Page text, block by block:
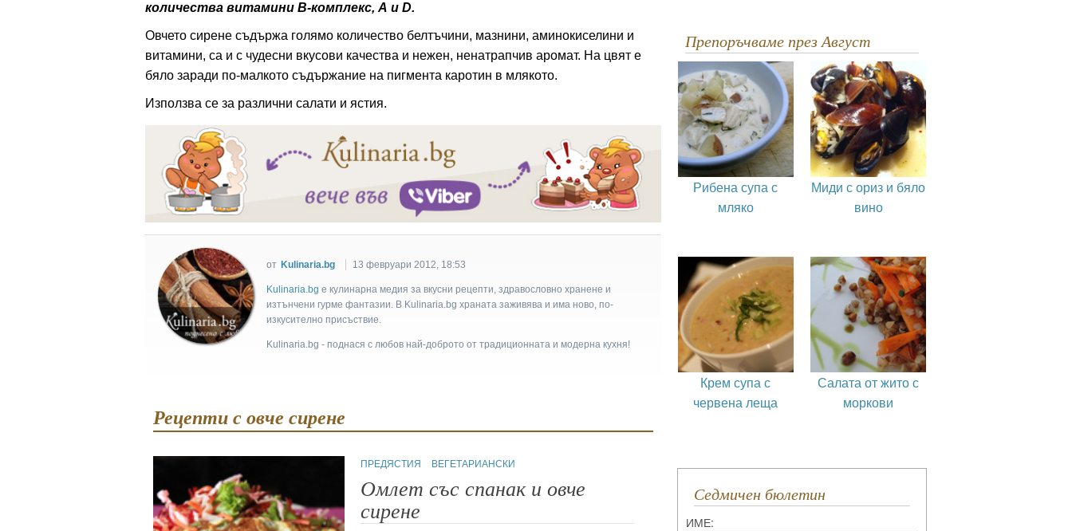
количества витамини В-комплекс, А и D.
Овчето сирене съдържа голямо количество белтъчини, мазнини, аминокиселини и
витамини, са и с чудесни вкусови качества и нежен, ненатрапчив аромат. На цвят е
бяло заради по-малкото съдържание на пигмента каротин в млякото.
Използва се за различни салати и ястия.
от Kulinaria.bg 13 февруари 2012, 18:53
Kulinaria.bg e кулинарна медия за вкусни рецепти, здравословно хранене и
изтънчени гурме фантазии. В Kulinaria.bg храната заживява и има ново, по-
изкусително присъствие.
Kulinaria.bg - поднася с любов най-доброто от традиционната и модерна кухня!
Рецепти с овче сирене
ПРЕДЯСТИЯ ВЕГЕТАРИАНСКИ
Омлет със спанак и овче
сирене
Препоръчваме през Август
Рибена супа с
мляко
Миди с ориз и бяло
вино
Крем супа с
червена леща
Салата от жито с
моркови
Седмичен бюлетин
ИМЕ: